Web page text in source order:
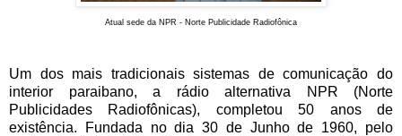
Atual sede da NPR - Norte Publicidade Radiofônica
Um dos mais tradicionais sistemas de comunicação do
interior paraibano, a rádio alternativa NPR (Norte
Publicidades Radiofônicas), completou50 anosde
existência. Fundada no dia 30 de Junho de 1960, pelo